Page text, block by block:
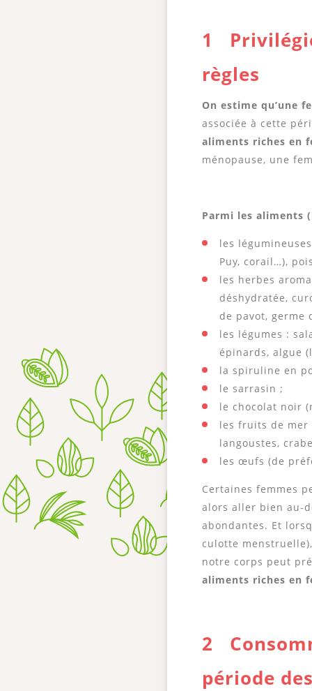
1
règles
On estime qu’une
associée à cette
aliments riches en
ménopause, une
Parmi les aliments
les
Puy, corail…),
les herbes
déshydratée,
de pavot, germe
les légumes :
épinards, algue
la spiruline en
le sarrasin ;
le chocolat noir
les fruits de mer
langoustes,
les œufs (de
Certaines femmes
alors aller bien au-
abondantes. Et
culotte
notre corps peut
aliments riches en
2 Conso
période